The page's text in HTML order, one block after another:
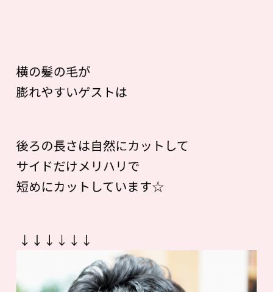
横の髪の毛が
膨れやすいゲストは
後ろの長さは自然にカットして
サイドだけメリハリで
短めにカットしています☆
↓↓↓↓↓↓